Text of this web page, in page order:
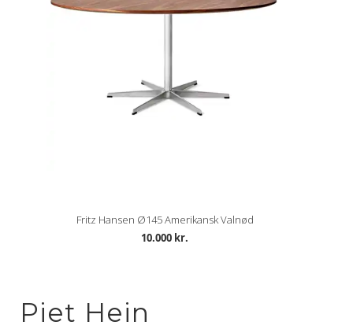
Fritz Hansen Ø145 Amerikansk Valnød
10.000 kr.
Piet Hein